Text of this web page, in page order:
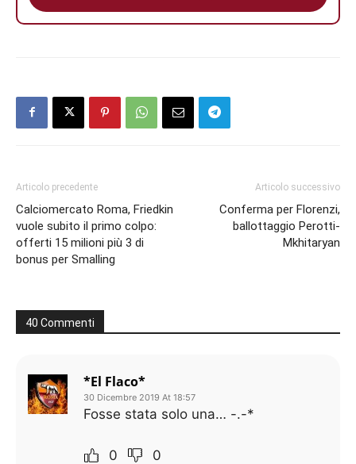
Articolo precedente
Calciomercato Roma, Friedkin
vuole subito il primo colpo:
offerti 15 milioni più 3 di
bonus per Smalling
Articolo successivo
Conferma per Florenzi,
ballottaggio Perotti-
Mkhitaryan
40 Commenti
*El Flaco*
30 Dicembre 2019 At 18:57
Fosse stata solo una… -.-*
0 0